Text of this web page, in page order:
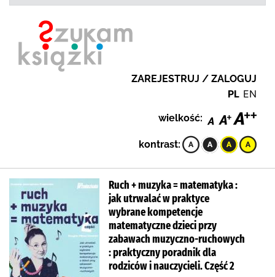
ZAREJESTRUJ / ZALOGUJ
PL EN
wielkość:
kontrast:
Ruch + muzyka = matematyka :
jak utrwalać w praktyce
wybrane kompetencje
matematyczne dzieci przy
zabawach muzyczno-ruchowych
: praktyczny poradnik dla
rodziców i nauczycieli. Część 2